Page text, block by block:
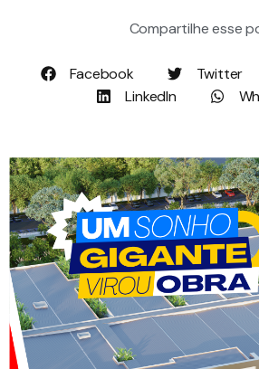
Compartilhe esse
Facebook Twitter
LinkedIn